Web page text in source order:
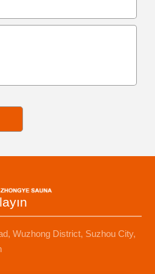
Wuzhong District, Suzhou City,